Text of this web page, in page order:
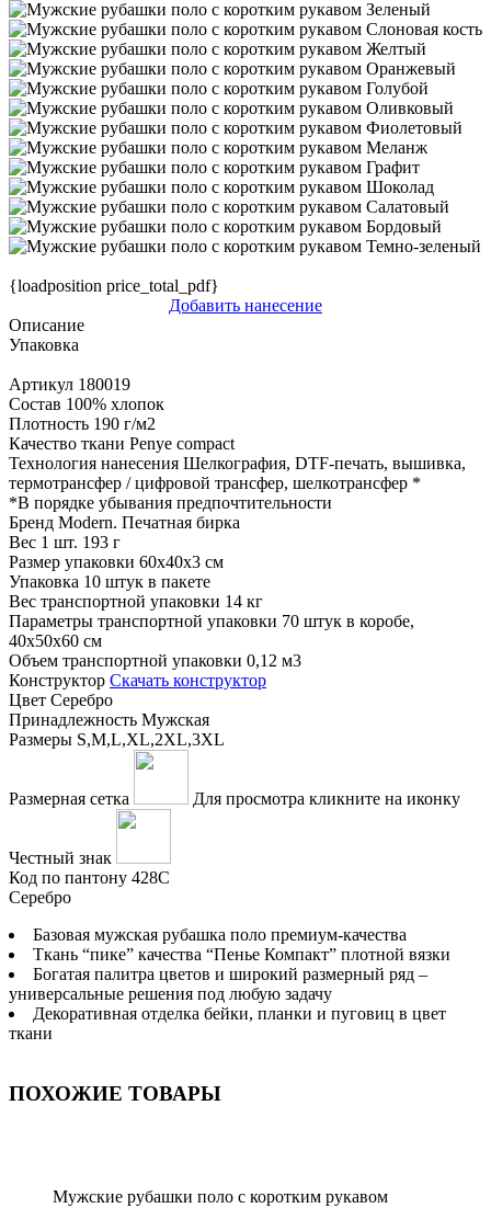
{loadposition price_total_pdf}
Добавить нанесение
Описание
Упаковка
Артикул 180019
Состав 100% хлопок
Плотность 190 г/м2
Качество ткани Penye compact
Технология нанесения Шелкография, DTF-печать, вышивка,
термотрансфер / цифровой трансфер, шелкотрансфер *
*В порядке убывания предпочтительности
Бренд Modern. Печатная бирка
Вес 1 шт. 193 г
Размер упаковки 60x40x3 см
Упаковка 10 штук в пакете
Вес транспортной упаковки 14 кг
Параметры транспортной упаковки 70 штук в коробе,
40x50x60 см
Объем транспортной упаковки 0,12 м3
Конструктор Скачать конструктор
Цвет Серебро
Принадлежность Мужская
Размеры S,M,L,XL,2XL,3XL
Размерная сетка Для просмотра кликните на иконку
Честный знак
Код по пантону 428С
Серебро
Базовая мужская рубашка поло премиум-качества
Ткань “пике” качества “Пенье Компакт” плотной вязки
Богатая палитра цветов и широкий размерный ряд –
универсальные решения под любую задачу
Декоративная отделка бейки, планки и пуговиц в цвет
ткани
ПОХОЖИЕ ТОВАРЫ
Мужские рубашки поло с коротким рукавом